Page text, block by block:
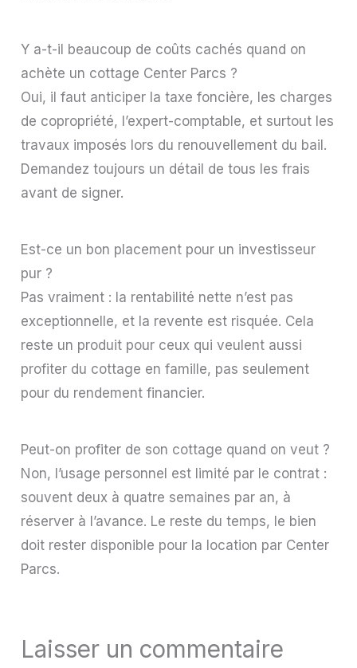
Y a-t-il beaucoup de coûts cachés quand on
achète un cottage Center Parcs ?
Oui, il faut anticiper la taxe foncière, les charges
de copropriété, l’expert-comptable, et surtout les
travaux imposés lors du renouvellement du bail.
Demandez toujours un détail de tous les frais
avant de signer.
Est-ce un bon placement pour un investisseur
pur ?
Pas vraiment : la rentabilité nette n’est pas
exceptionnelle, et la revente est risquée. Cela
reste un produit pour ceux qui veulent aussi
profiter du cottage en famille, pas seulement
pour du rendement financier.
Peut-on profiter de son cottage quand on veut ?
Non, l’usage personnel est limité par le contrat :
souvent deux à quatre semaines par an, à
réserver à l’avance. Le reste du temps, le bien
doit rester disponible pour la location par Center
Parcs.
Laisser un commentaire